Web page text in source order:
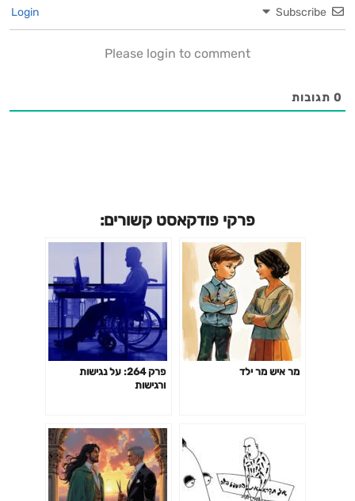
Subscribe
Please login to comment
0 תגובות
פרקי פודקאסט קשורים:
מר איש מר ילד
פרק 264: על נגישות
ורגישות